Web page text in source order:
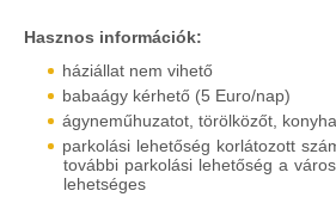
Hasznos információk:
háziállat nem vihető
babaágy kérhető (5 Euro/nap)
ágyneműhuzatot, törölközőt,
parkolási lehetőség korlátozott
további parkolási lehetőség a
lehetséges